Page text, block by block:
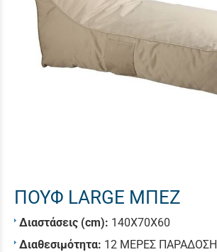
ΠΟΥΦ LARGE ΜΠΕΖ
Διαστάσεις (cm): 140X70X60
Διαθεσιμότητα: 12 ΜΕΡΕΣ ΠΑΡΑΔΟΣΗ